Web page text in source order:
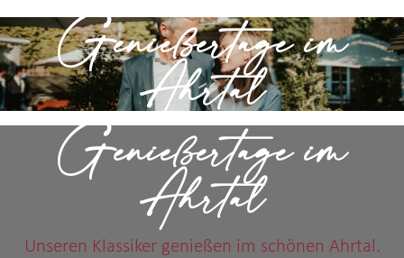
Genießertage im
Ahrtal
Genießertage im
Ahrtal
Unseren Klassiker genießen im schönen Ahrtal.